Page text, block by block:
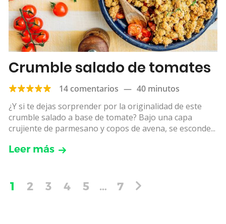
Crumble salado de tomates
14 comentarios — 40 minutos
¿Y si te dejas sorprender por la originalidad de este
crumble salado a base de tomate? Bajo una capa
crujiente de parmesano y copos de avena, se esconde...
Leer más
1 2 3 4 5 … 7